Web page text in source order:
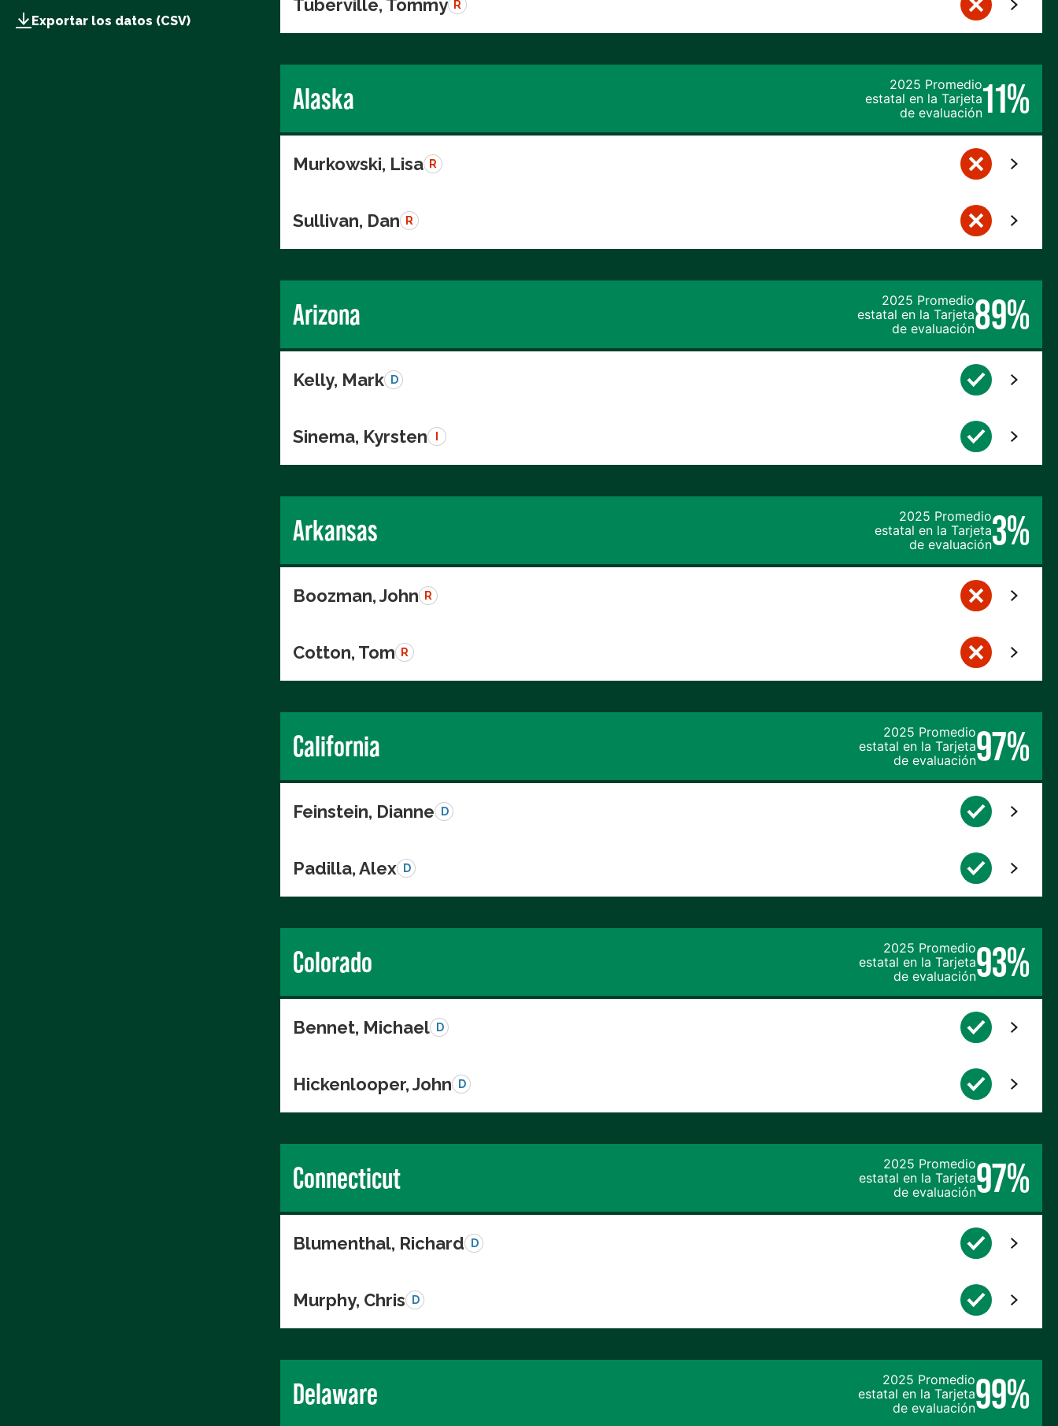
Exportar los datos (CSV)
Tuberville, Tommy R
Alaska
2025 Promedio
estatal en la Tarjeta
de evaluación11%
Murkowski, Lisa R
Sullivan, Dan R
Arizona
2025 Promedio
estatal en la Tarjeta
de evaluación89%
Kelly, Mark D
Sinema, Kyrsten
Arkansas
2025 Promedio
estatal en la Tarjeta
de evaluación3%
Boozman, John R
Cotton, Tom R
California
2025 Promedio
estatal en la Tarjeta
de evaluación97%
Feinstein, Dianne D
Padilla, Alex D
Colorado
2025 Promedio
estatal en la Tarjeta
de evaluación93%
Bennet, Michael D
Hickenlooper, John D
Connecticut
2025 Promedio
estatal en la Tarjeta
de evaluación97%
Blumenthal, Richard D
Murphy, Chris D
Delaware
2025 Promedio
estatal en la Tarjeta
de evaluación99%